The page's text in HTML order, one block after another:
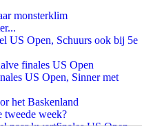
monsterklim
US Open, Schuurs ook bij 5e
finales US Open
US Open, Sinner met
het Baskenland
tweede week?
naar kwartfinales US Open